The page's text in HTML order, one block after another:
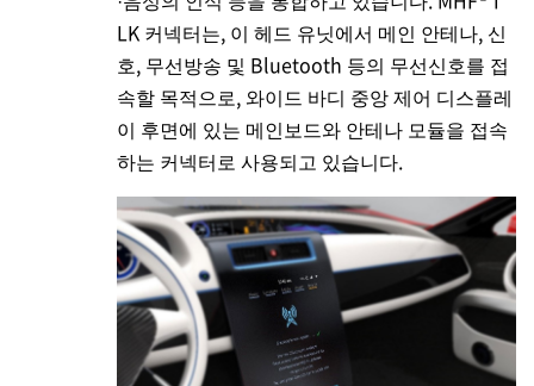
LK 커넥터는, 이 헤드 유닛에서 메인 안테나, 신
호, 무선방송 및 Bluetooth 등의 무선신호를 접
속할 목적으로, 와이드 바디 중앙 제어 디스플레
이 후면에 있는 메인보드와 안테나 모듈을 접속
하는 커넥터로 사용되고 있습니다.